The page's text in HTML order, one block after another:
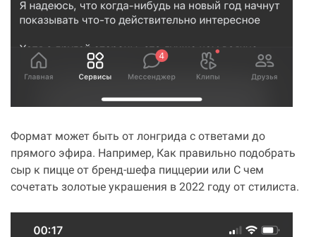
Формат может быть от лонгрида с ответами до
прямого эфира. Например, Как правильно подобрать
сыр к пицце от бренд-шефа пиццерии или С чем
сочетать золотые украшения в 2022 году от стилиста.